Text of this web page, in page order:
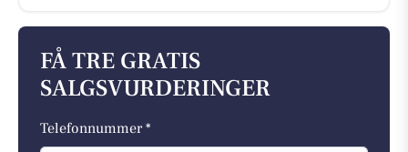
FÅ TRE GRATIS
SALGSVURDERINGER
Telefonnummer *